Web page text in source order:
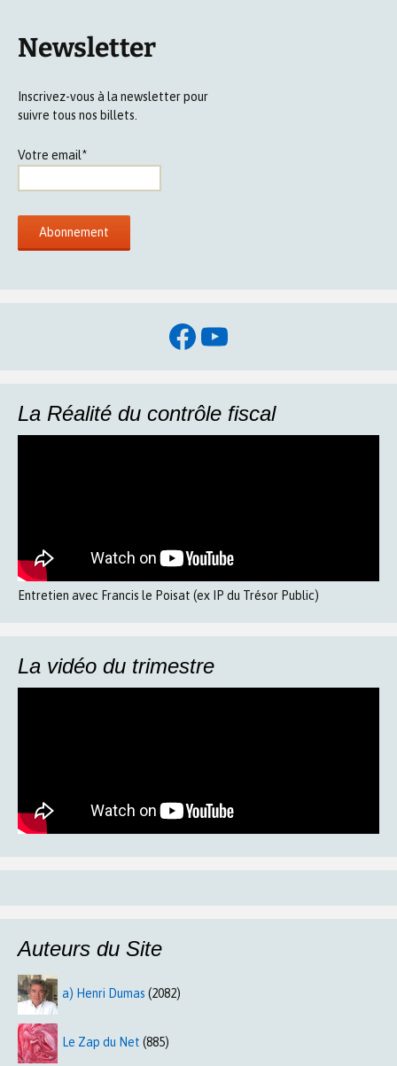
Newsletter
Inscrivez-vous à la newsletter pour
suivre tous nos billets.
Votre email*
Facebook
YouTube
La Réalité du contrôle fiscal
Entretien avec Francis le Poisat (ex IP du Trésor Public)
La vidéo du trimestre
Auteurs du Site
a) Henri Dumas (2082)
Le Zap du Net (885)